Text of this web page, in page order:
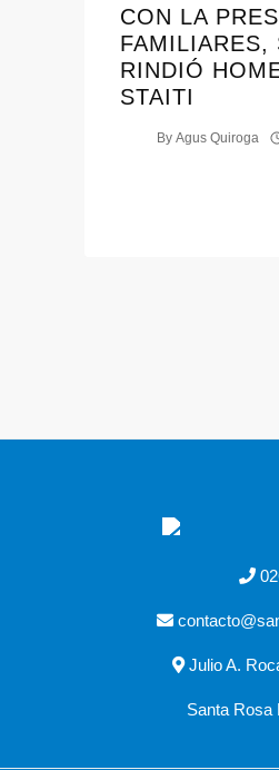
CON LA
FAMILIARES,
RINDIÓ
STAITI
By Agus Quiroga
Julio A.
Santa Rosa